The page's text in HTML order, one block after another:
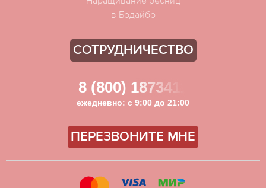
в Бодайбо
СОТРУДНИЧЕСТВО
8 (800) 1873411
ежедневно: с 9:00 до 21:00
ПЕРЕЗВОНИТЕ МНЕ